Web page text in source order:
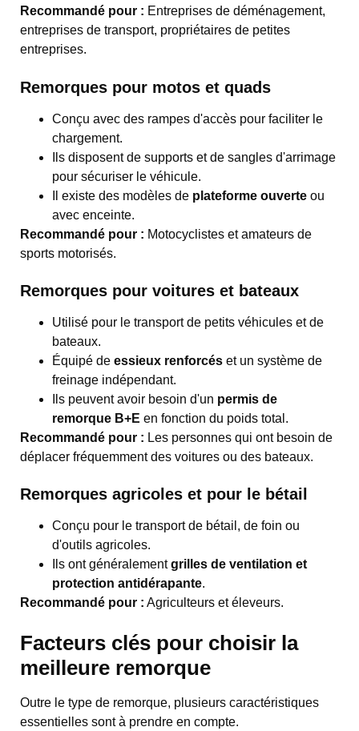
Recommandé pour : Entreprises de déménagement,
entreprises de transport, propriétaires de petites
entreprises.
Remorques pour motos et quads
Conçu avec des rampes d'accès pour faciliter le
chargement.
Ils disposent de supports et de sangles d'arrimage
pour sécuriser le véhicule.
Il existe des modèles de plateforme ouverte ou
avec enceinte.
Recommandé pour : Motocyclistes et amateurs de
sports motorisés.
Remorques pour voitures et bateaux
Utilisé pour le transport de petits véhicules et de
bateaux.
Équipé de essieux renforcés et un système de
freinage indépendant.
Ils peuvent avoir besoin d'un permis de
remorque B+E en fonction du poids total.
Recommandé pour : Les personnes qui ont besoin de
déplacer fréquemment des voitures ou des bateaux.
Remorques agricoles et pour le bétail
Conçu pour le transport de bétail, de foin ou
d'outils agricoles.
Ils ont généralementgrilles de ventilation et
protection antidérapante.
Recommandé pour : Agriculteurs et éleveurs.
Facteurs clés pour choisir la
meilleure remorque
Outre le type de remorque, plusieurs caractéristiques
essentielles sont à prendre en compte.